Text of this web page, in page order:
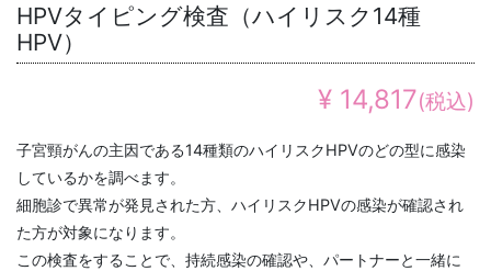
HPVタイピング検査（ハイリスク14種
HPV）
¥ 14,817(税込)
子宮頸がんの主因である14種類のハイリスクHPVのどの型に感染
しているかを調べます。
細胞診で異常が発見された方、ハイリスクHPVの感染が確認され
た方が対象になります。
この検査をすることで、持続感染の確認や、パートナーと一緒に